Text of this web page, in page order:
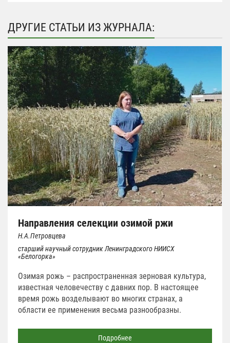
ДРУГИЕ СТАТЬИ ИЗ ЖУРНАЛА:
Направления селекции озимой ржи
Н.А.Петровцева
старший научный сотрудник Ленинградского НИИСХ
«Белогорка»
Озимая рожь – распространенная зерновая культура,
известная человечеству с давних пор. В настоящее
время рожь возделывают во многих странах, а
области ее применения весьма разнообразны.
Подробнее